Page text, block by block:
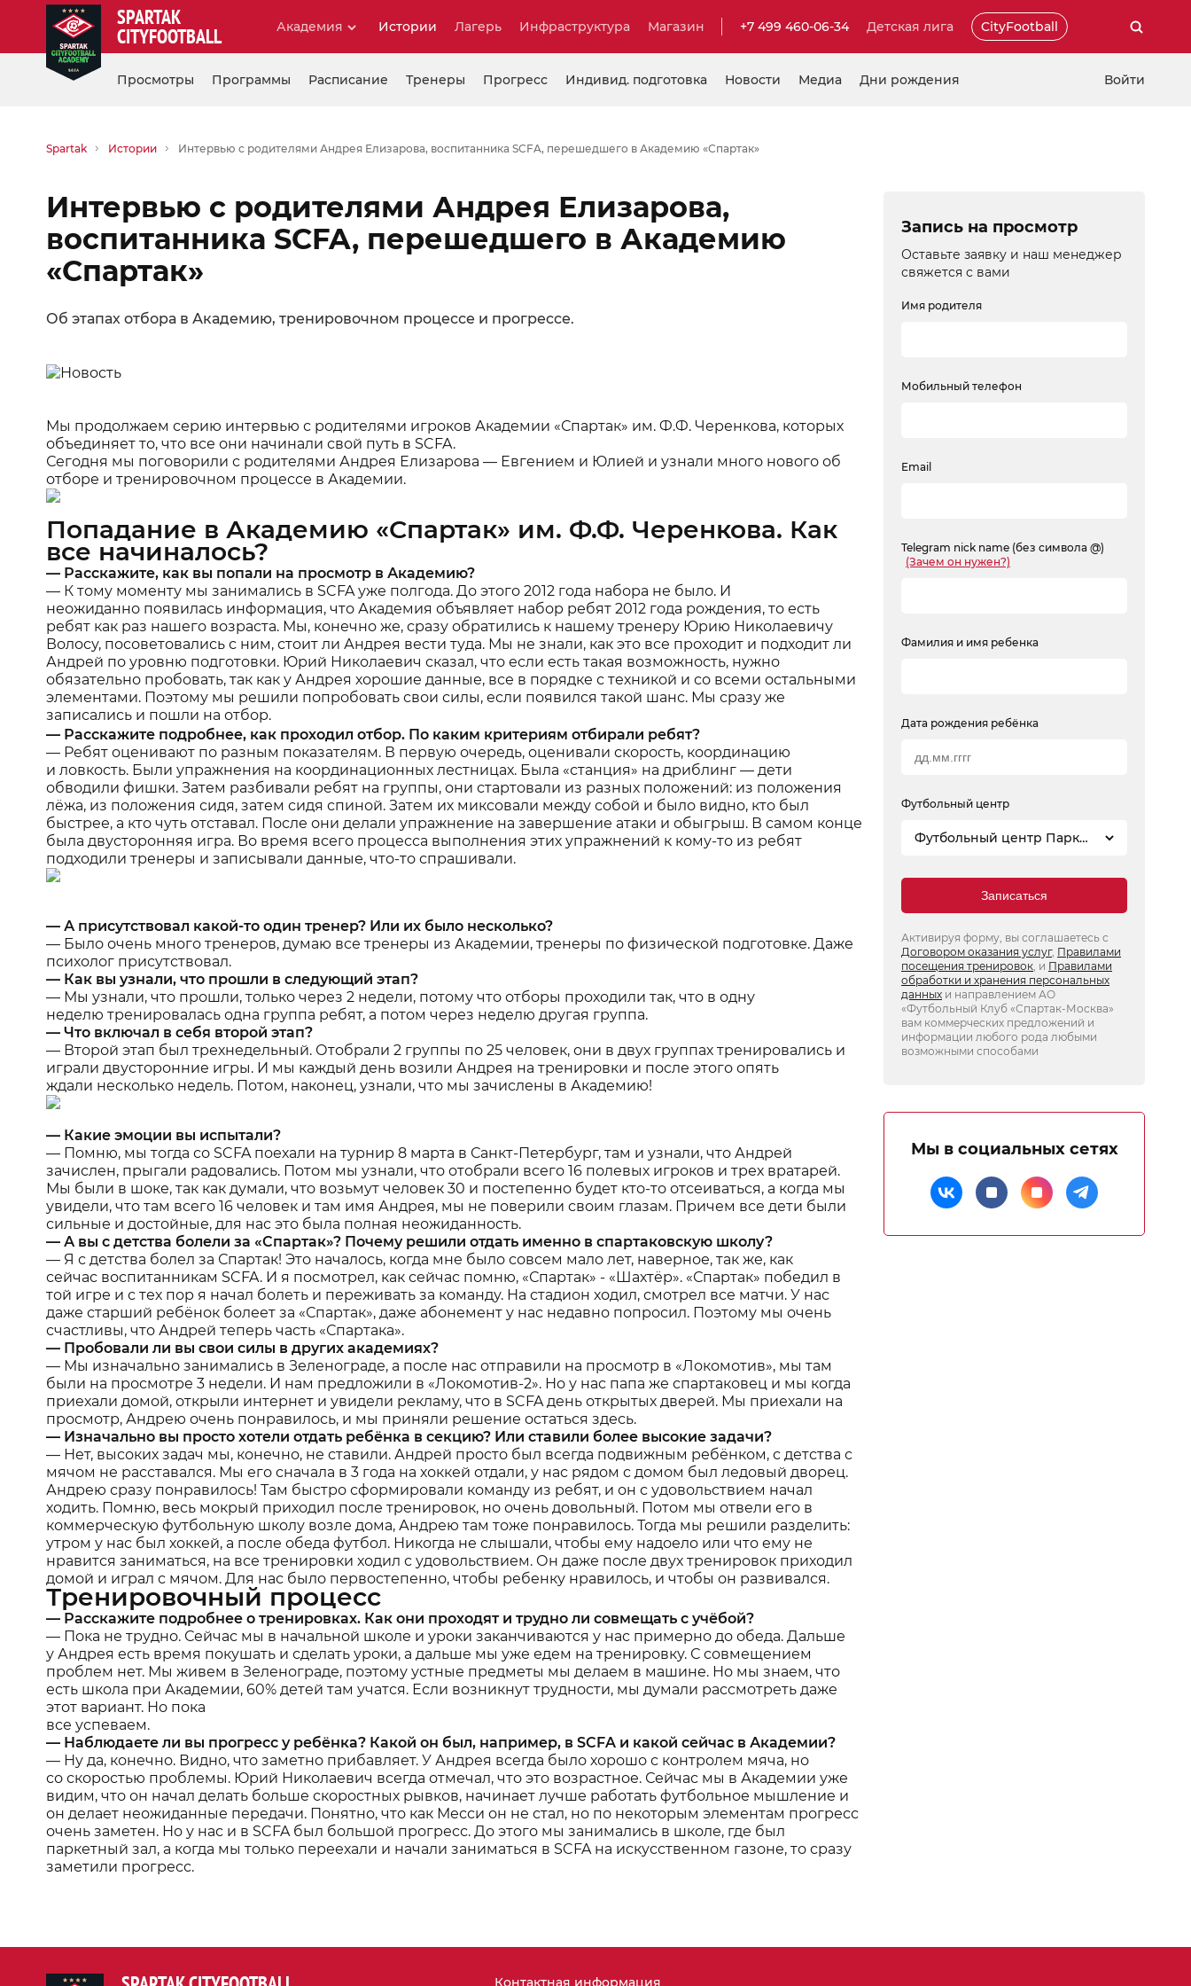
SPARTAK
CITYFOOTBALL Академия Истории Лагерь Инфраструктура Магазин +7 499 460-06-34 Детская лига CityFootball
Просмотры Программы Расписание Тренеры Прогресс Индивид. подготовка Новости Медиа Дни рождения Войти
Spartak Истории Интервью с родителями Андрея Елизарова, воспитанника SCFA, перешедшего в Академию «Спартак»
Интервью с родителями Андрея Елизарова,
воспитанника SCFA, перешедшего в Академию
«Спартак»
Об этапах отбора в Академию, тренировочном процессе и прогрессе.
Мы продолжаем серию интервью с родителями игроков Академии «Спартак» им. Ф.Ф. Черенкова, которых
объединяет то, что все они начинали свой путь в SCFA.
Сегодня мы поговорили с родителями Андрея Елизарова — Евгением и Юлией и узнали много нового об
отборе и тренировочном процессе в Академии.
Попадание в Академию «Спартак» им. Ф.Ф. Черенкова. Как
все начиналось?
— Расскажите, как вы попали на просмотр в Академию?
— К тому моменту мы занимались в SCFA уже полгода. До этого 2012 года набора не было. И
неожиданно появилась информация, что Академия объявляет набор ребят 2012 года рождения, то есть
ребят как раз нашего возраста. Мы, конечно же, сразу обратились к нашему тренеру Юрию Николаевичу
Волосу, посоветовались с ним, стоит ли Андрея вести туда. Мы не знали, как это все проходит и подходит ли
Андрей по уровню подготовки. Юрий Николаевич сказал, что если есть такая возможность, нужно
обязательно пробовать, так как у Андрея хорошие данные, все в порядке с техникой и со всеми остальными
элементами. Поэтому мы решили попробовать свои силы, если появился такой шанс. Мы сразу же
записались и пошли на отбор.
— Расскажите подробнее, как проходил отбор. По каким критериям отбирали ребят?
— Ребят оценивают по разным показателям. В первую очередь, оценивали скорость, координацию
и ловкость. Были упражнения на координационных лестницах. Была «станция» на дриблинг — дети
обводили фишки. Затем разбивали ребят на группы, они стартовали из разных положений: из положения
лёжа, из положения сидя, затем сидя спиной. Затем их миксовали между собой и было видно, кто был
быстрее, а кто чуть отставал. После они делали упражнение на завершение атаки и обыгрыш. В самом конце
была двусторонняя игра. Во время всего процесса выполнения этих упражнений к кому-то из ребят
подходили тренеры и записывали данные, что-то спрашивали.
— А присутствовал какой-то один тренер? Или их было несколько?
— Было очень много тренеров, думаю все тренеры из Академии, тренеры по физической подготовке. Даже
психолог присутствовал.
— Как вы узнали, что прошли в следующий этап?
— Мы узнали, что прошли, только через 2 недели, потому что отборы проходили так, что в одну
неделю тренировалась одна группа ребят, а потом через неделю другая группа.
— Что включал в себя второй этап?
— Второй этап был трехнедельный. Отобрали 2 группы по 25 человек, они в двух группах тренировались и
играли двусторонние игры. И мы каждый день возили Андрея на тренировки и после этого опять
ждали несколько недель. Потом, наконец, узнали, что мы зачислены в Академию!
— Какие эмоции вы испытали?
— Помню, мы тогда со SCFA поехали на турнир 8 марта в Санкт-Петербург, там и узнали, что Андрей
зачислен, прыгали радовались. Потом мы узнали, что отобрали всего 16 полевых игроков и трех вратарей.
Мы были в шоке, так как думали, что возьмут человек 30 и постепенно будет кто-то отсеиваться, а когда мы
увидели, что там всего 16 человек и там имя Андрея, мы не поверили своим глазам. Причем все дети были
сильные и достойные, для нас это была полная неожиданность.
— А вы с детства болели за «Спартак»? Почему решили отдать именно в спартаковскую школу?
— Я с детства болел за Спартак! Это началось, когда мне было совсем мало лет, наверное, так же, как
сейчас воспитанникам SCFA. И я посмотрел, как сейчас помню, «Спартак» - «Шахтёр». «Спартак» победил в
той игре и с тех пор я начал болеть и переживать за команду. На стадион ходил, смотрел все матчи. У нас
даже старший ребёнок болеет за «Спартак», даже абонемент у нас недавно попросил. Поэтому мы очень
счастливы, что Андрей теперь часть «Спартака».
— Пробовали ли вы свои силы в других академиях?
— Мы изначально занимались в Зеленограде, а после нас отправили на просмотр в «Локомотив», мы там
были на просмотре 3 недели. И нам предложили в «Локомотив-2». Но у нас папа же спартаковец и мы когда
приехали домой, открыли интернет и увидели рекламу, что в SCFA день открытых дверей. Мы приехали на
просмотр, Андрею очень понравилось, и мы приняли решение остаться здесь.
— Изначально вы просто хотели отдать ребёнка в секцию? Или ставили более высокие задачи?
— Нет, высоких задач мы, конечно, не ставили. Андрей просто был всегда подвижным ребёнком, с детства с
мячом не расставался. Мы его сначала в 3 года на хоккей отдали, у нас рядом с домом был ледовый дворец.
Андрею сразу понравилось! Там быстро сформировали команду из ребят, и он с удовольствием начал
ходить. Помню, весь мокрый приходил после тренировок, но очень довольный. Потом мы отвели его в
коммерческую футбольную школу возле дома, Андрею там тоже понравилось. Тогда мы решили разделить:
утром у нас был хоккей, а после обеда футбол. Никогда не слышали, чтобы ему надоело или что ему не
нравится заниматься, на все тренировки ходил с удовольствием. Он даже после двух тренировок приходил
домой и играл с мячом. Для нас было первостепенно, чтобы ребенку нравилось, и чтобы он развивался.
Тренировочный процесс
— Расскажите подробнее о тренировках. Как они проходят и трудно ли совмещать с учёбой?
— Пока не трудно. Сейчас мы в начальной школе и уроки заканчиваются у нас примерно до обеда. Дальше
у Андрея есть время покушать и сделать уроки, а дальше мы уже едем на тренировку. С совмещением
проблем нет. Мы живем в Зеленограде, поэтому устные предметы мы делаем в машине. Но мы знаем, что
есть школа при Академии, 60% детей там учатся. Если возникнут трудности, мы думали рассмотреть даже
этот вариант. Но пока
все успеваем.
— Наблюдаете ли вы прогресс у ребёнка? Какой он был, например, в SCFA и какой сейчас в Академии?
— Ну да, конечно. Видно, что заметно прибавляет. У Андрея всегда было хорошо с контролем мяча, но
со скоростью проблемы. Юрий Николаевич всегда отмечал, что это возрастное. Сейчас мы в Академии уже
видим, что он начал делать больше скоростных рывков, начинает лучше работать футбольное мышление и
он делает неожиданные передачи. Понятно, что как Месси он не стал, но по некоторым элементам прогресс
очень заметен. Но у нас и в SCFA был большой прогресс. До этого мы занимались в школе, где был
паркетный зал, а когда мы только переехали и начали заниматься в SCFA на искусственном газоне, то сразу
заметили прогресс.
Запись на просмотр
Оставьте заявку и наш менеджер
свяжется с вами
Имя родителя
Мобильный телефон
Email
Telegram nick name (без символа @)
(Зачем он нужен?)
Фамилия и имя ребенка
Дата рождения ребёнка
Футбольный центр
Футбольный центр Парк
Записаться
Активируя форму, вы соглашаетесь с
Договором оказания услуг, Правилами
посещения тренировок, и Правилами
обработки и хранения персональных
данных и направлением АО
«Футбольный Клуб «Спартак-Москва»
вам коммерческих предложений и
информации любого рода любыми
возможными способами
Мы в социальных сетях
Контактная информация